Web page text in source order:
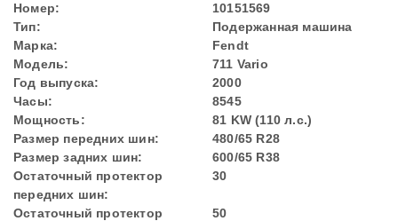
Номер:
10151569
Тип:
Подержанная машина
Марка:
Fendt
Модель:
711 Vario
Год выпуска:
2000
Часы:
8545
Мощность:
81 KW (110 л.с.)
Размер передних шин:
480/65 R28
Размер задних шин:
600/65 R38
Остаточный протектор
передних шин:
30
Остаточный протектор
50